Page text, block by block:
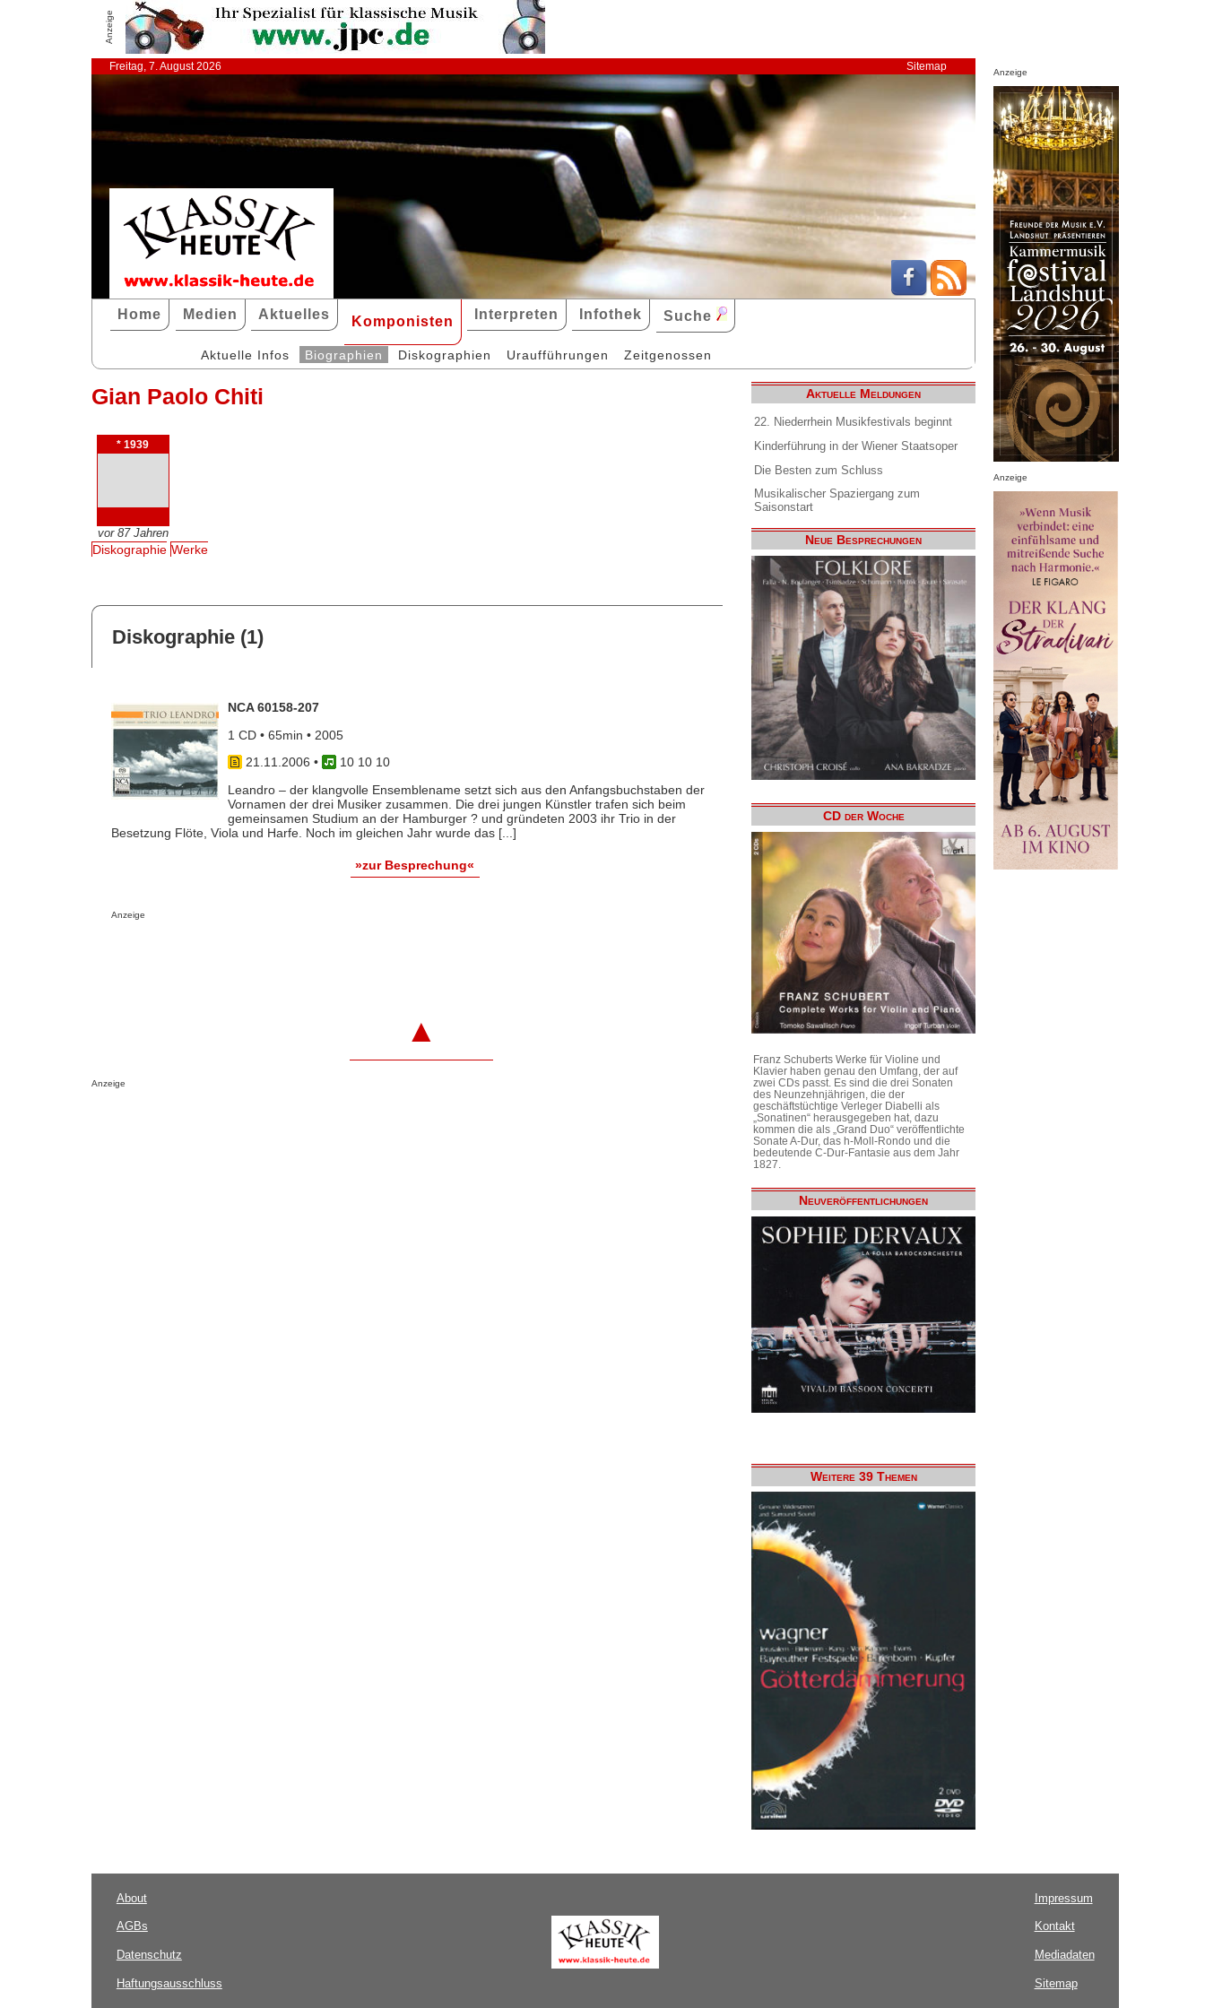
Anzeige
Freitag, 7. August 2026 Sitemap
Home Medien Aktuelles Komponisten Interpreten Infothek Suche
Aktuelle Infos Biographien Diskographien Uraufführungen Zeitgenossen
Gian Paolo Chiti
* 1939
vor 87 Jahren
Diskographie Werke
Diskographie (1)
NCA 60158-207
1 CD • 65min • 2005
21.11.2006 •
10 10 10
Leandro – der klangvolle Ensemblename setzt sich aus den Anfangsbuchstaben der
Vornamen der drei Musiker zusammen. Die drei jungen Künstler trafen sich beim
gemeinsamen Studium an der Hamburger ? und gründeten 2003 ihr Trio in der
Besetzung Flöte, Viola und Harfe. Noch im gleichen Jahr wurde das [...]
»zur Besprechung«
Anzeige
▲
Anzeige
Aktuelle Meldungen
22. Niederrhein Musikfestivals beginnt
Kinderführung in der Wiener Staatsoper
Die Besten zum Schluss
Musikalischer Spaziergang zum
Saisonstart
Neue Besprechungen
CD der Woche
Franz Schuberts Werke für Violine und
Klavier haben genau den Umfang, der auf
zwei CDs passt. Es sind die drei Sonaten
des Neunzehnjährigen, die der
geschäftstüchtige Verleger Diabelli als
„Sonatinen“ herausgegeben hat, dazu
kommen die als „Grand Duo“ veröffentlichte
Sonate A-Dur, das h-Moll-Rondo und die
bedeutende C-Dur-Fantasie aus dem Jahr
1827.
Neuveröffentlichungen
Weitere 39 Themen
Anzeige
Anzeige
About
AGBs
Datenschutz
Haftungsausschluss
Impressum
Kontakt
Mediadaten
Sitemap